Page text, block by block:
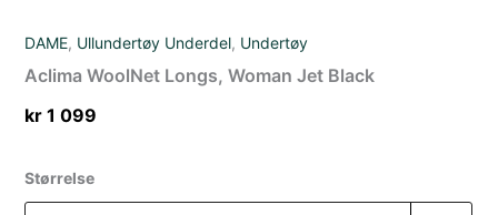
DAME, Ullundertøy Underdel, Undertøy
Aclima WoolNet Longs, Woman Jet Black
kr 1 099
Størrelse